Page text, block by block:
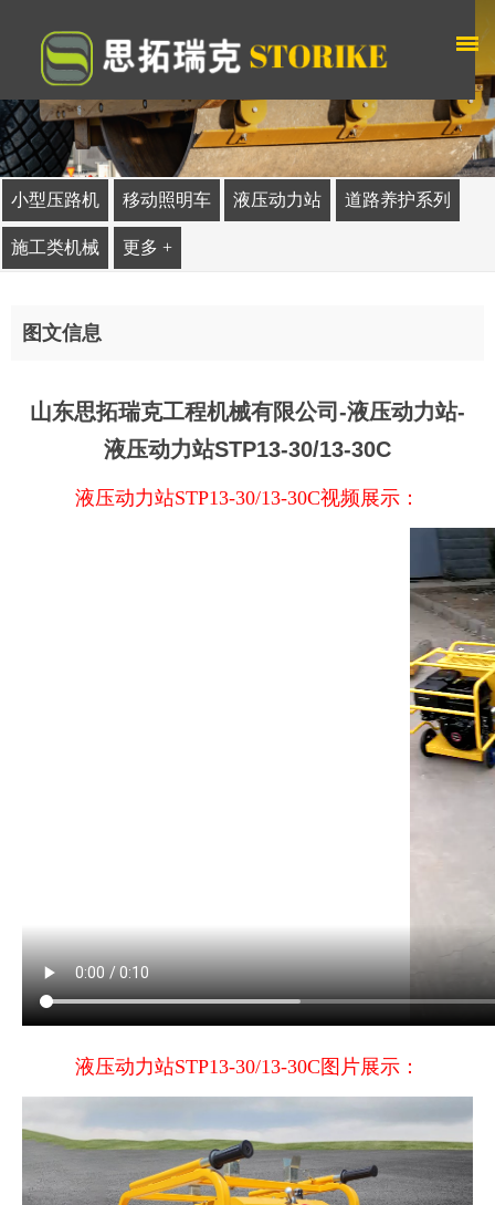
小型压路机 移动照明车 液压动力站 道路养护系列
施工类机械 更多 +
图文信息
山东思拓瑞克工程机械有限公司-液压动力站-
液压动力站STP13-30/13-30C
液压动力站STP13-30/13-30C视频展示：
液压动力站STP13-30/13-30C图片展示：